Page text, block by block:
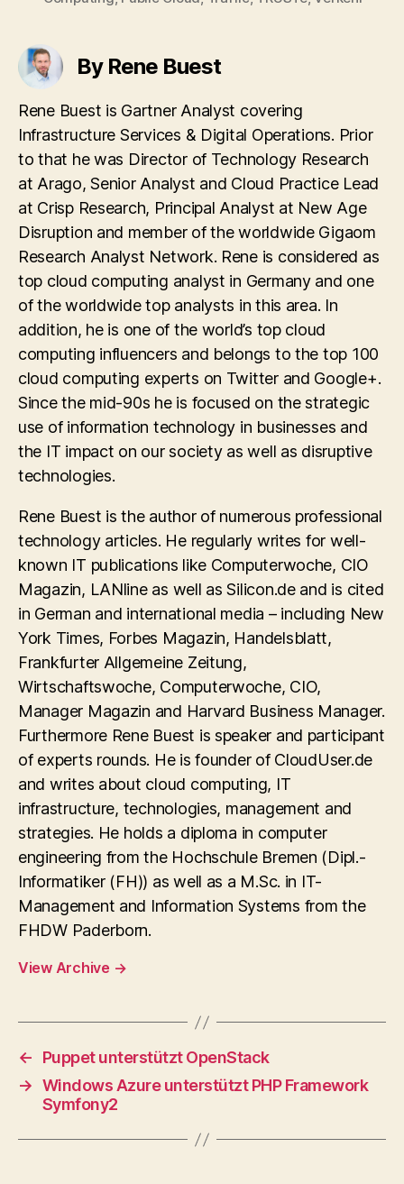
By Rene Buest
Rene Buest is Gartner Analyst covering
Infrastructure Services & Digital Operations. Prior
to that he was Director of Technology Research
at Arago, Senior Analyst and Cloud Practice Lead
at Crisp Research, Principal Analyst at New Age
Disruption and member of the worldwide Gigaom
Research Analyst Network. Rene is considered as
top cloud computing analyst in Germany and one
of the worldwide top analysts in this area. In
addition, he is one of the world’s top cloud
computing influencers and belongs to the top 100
cloud computing experts on Twitter and Google+.
Since the mid-90s he is focused on the strategic
use of information technology in businesses and
the IT impact on our society as well as disruptive
technologies.
Rene Buest is the author of numerous professional
technology articles. He regularly writes for well-
known IT publications like Computerwoche, CIO
Magazin, LANline as well as Silicon.de and is cited
in German and international media – including New
York Times, Forbes Magazin, Handelsblatt,
Frankfurter Allgemeine Zeitung,
Wirtschaftswoche, Computerwoche, CIO,
Manager Magazin and Harvard Business Manager.
Furthermore Rene Buest is speaker and participant
of experts rounds. He is founder of CloudUser.de
and writes about cloud computing, IT
infrastructure, technologies, management and
strategies. He holds a diploma in computer
engineering from the Hochschule Bremen (Dipl.-
Informatiker (FH)) as well as a M.Sc. in IT-
Management and Information Systems from the
FHDW Paderborn.
View Archive →
←
Puppet unterstützt OpenStack
→ Windows Azure unterstützt PHP Framework
Symfony2